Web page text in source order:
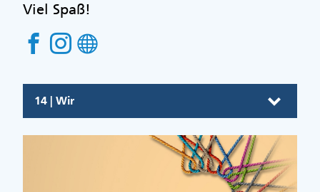
14 | Wir
Viel Spaß!